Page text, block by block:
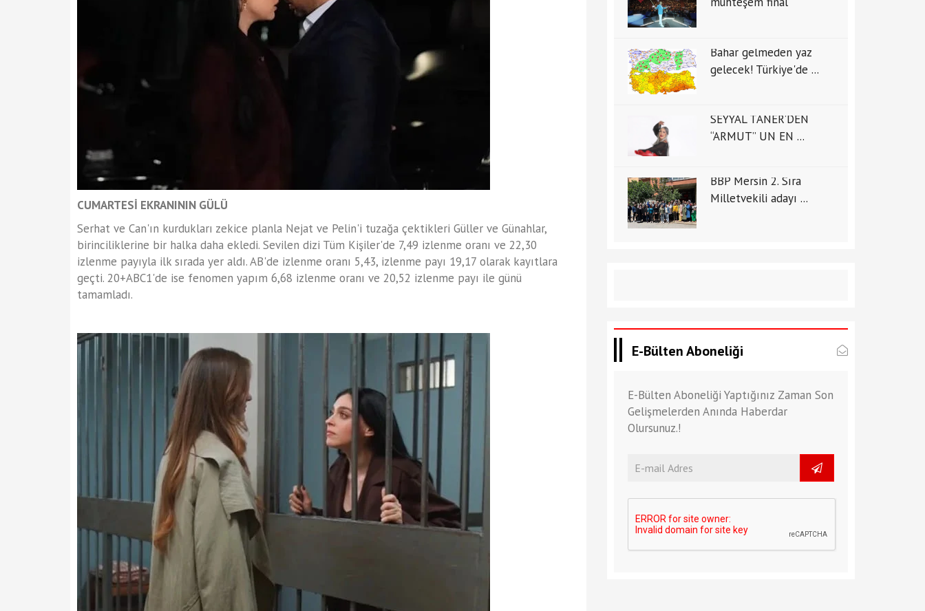
CUMARTESİ EKRANININ GÜLÜ
Serhat ve Can'ın kurdukları zekice planla Nejat ve Pelin'i tuzağa çektikleri Güller ve Günahlar,
birinciliklerine bir halka daha ekledi. Sevilen dizi Tüm Kişiler'de 7,49 izlenme oranı ve 22,30
izlenme payıyla ilk sırada yer aldı. AB'de izlenme oranı 5,43, izlenme payı 19,17 olarak kayıtlara
geçti. 20+ABC1'de ise fenomen yapım 6,68 izlenme oranı ve 20,52 izlenme payı ile günü
tamamladı.
Bahar gelmeden yaz
gelecek! Türkiye'de ...
SEYYAL TANER’DEN
“ARMUT” UN EN ...
BBP Mersin 2. Sıra
Milletvekili adayı ...
E-Bülten Aboneliği
E-Bülten Aboneliği Yaptığınız Zaman Son
Gelişmelerden Anında Haberdar
Olursunuz.!